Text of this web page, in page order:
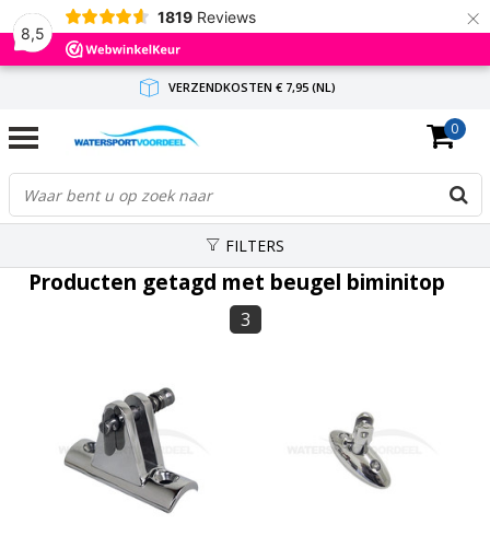
8,5
1819 Reviews ×
VERZENDKOSTEN € 7,95 (NL)
GRATIS VERZENDING(NL) VANAF € 65,-
BINNEN 1-3 WERKDAGEN ANTWOORD
0
FILTERS
Producten getagd met beugel biminitop
3